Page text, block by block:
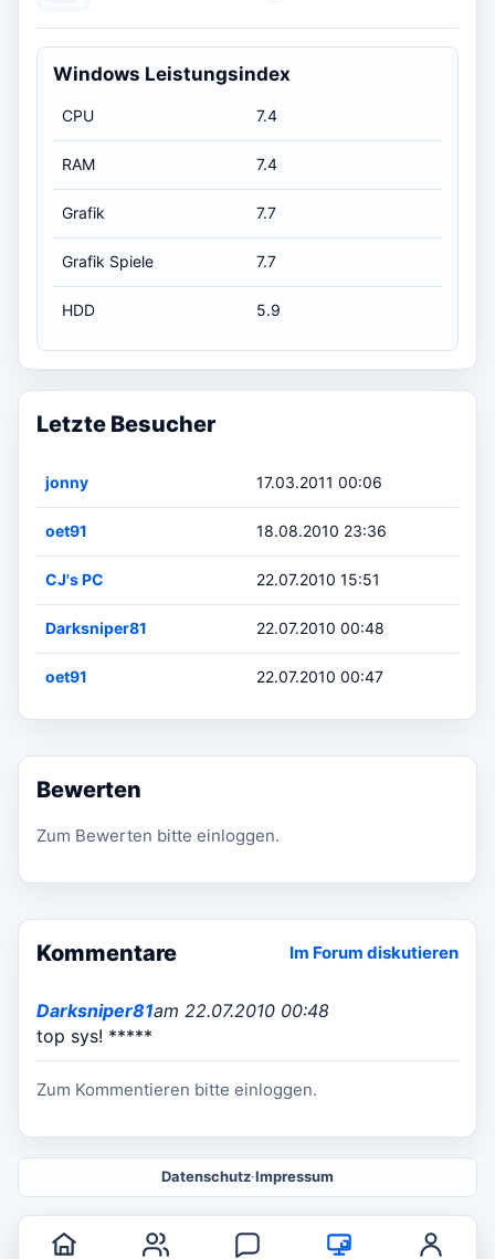
Windows Leistungsindex
CPU 7.4
RAM 7.4
Grafik 7.7
Grafik Spiele 7.7
HDD 5.9
Letzte Besucher
jonny 17.03.2011 00:06
oet91 18.08.2010 23:36
CJ's PC 22.07.2010 15:51
Darksniper81 22.07.2010 00:48
oet91 22.07.2010 00:47
Bewerten
Zum Bewerten bitte einloggen.
Kommentare Im Forum diskutieren
Darksniper81am 22.07.2010 00:48
top sys! *****
Zum Kommentieren bitte einloggen.
Datenschutz·Impressum